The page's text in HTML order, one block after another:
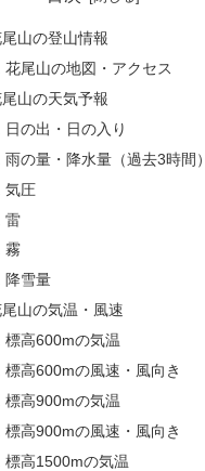
山の登山情報
花尾山の地図・アクセス
山の天気予報
日の出・日の入り
雨の量・降水量（過去3時間）
気圧
雷
霧
降雪量
山の気温・風速
標高600mの気温
標高600mの風速・風向き
標高900mの気温
標高900mの風速・風向き
標高1500mの気温